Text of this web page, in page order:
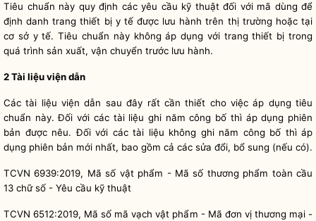
Tiêu chuẩn này quy định các yêu cầu kỹ thuật đối với mã dùng để
định danh trang thiết bị y tế được lưu hành trên thị trường hoặc tại
cơ sở y tế. Tiêu chuẩn này không áp dụng với trang thiết bị trong
quá trình sản xuất, vận chuyển trước lưu hành.
2 Tài liệu viện dẫn
Các tài liệu viện dẫn sau đây rất cần thiết cho việc áp dụng tiêu
chuẩn này. Đối với các tài liệu ghi năm công bố thì áp dụng phiên
bản được nêu. Đối với các tài liệu không ghi năm công bố thì áp
dụng phiên bản mới nhất, bao gồm cả các sửa đổi, bổ sung (nếu có).
TCVN 6939:2019, Mã số vật phẩm - Mã số thương phẩm toàn cầu
13 chữ số - Yêu cầu kỹ thuật
TCVN 6512:2019, Mã số mã vạch vật phẩm - Mã đơn vị thương mại -